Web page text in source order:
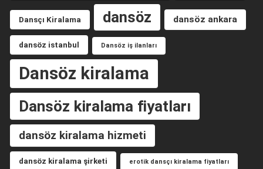
Dansçı Kiralama dansöz dansöz ankara
dansöz istanbul Dansöz iş ilanları
Dansöz kiralama
Dansöz kiralama fiyatları
dansöz kiralama hizmeti
dansöz kiralama şirketi erotik dansçı kiralama fiyatları